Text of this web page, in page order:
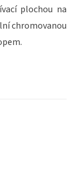
plochou na
chromovanou